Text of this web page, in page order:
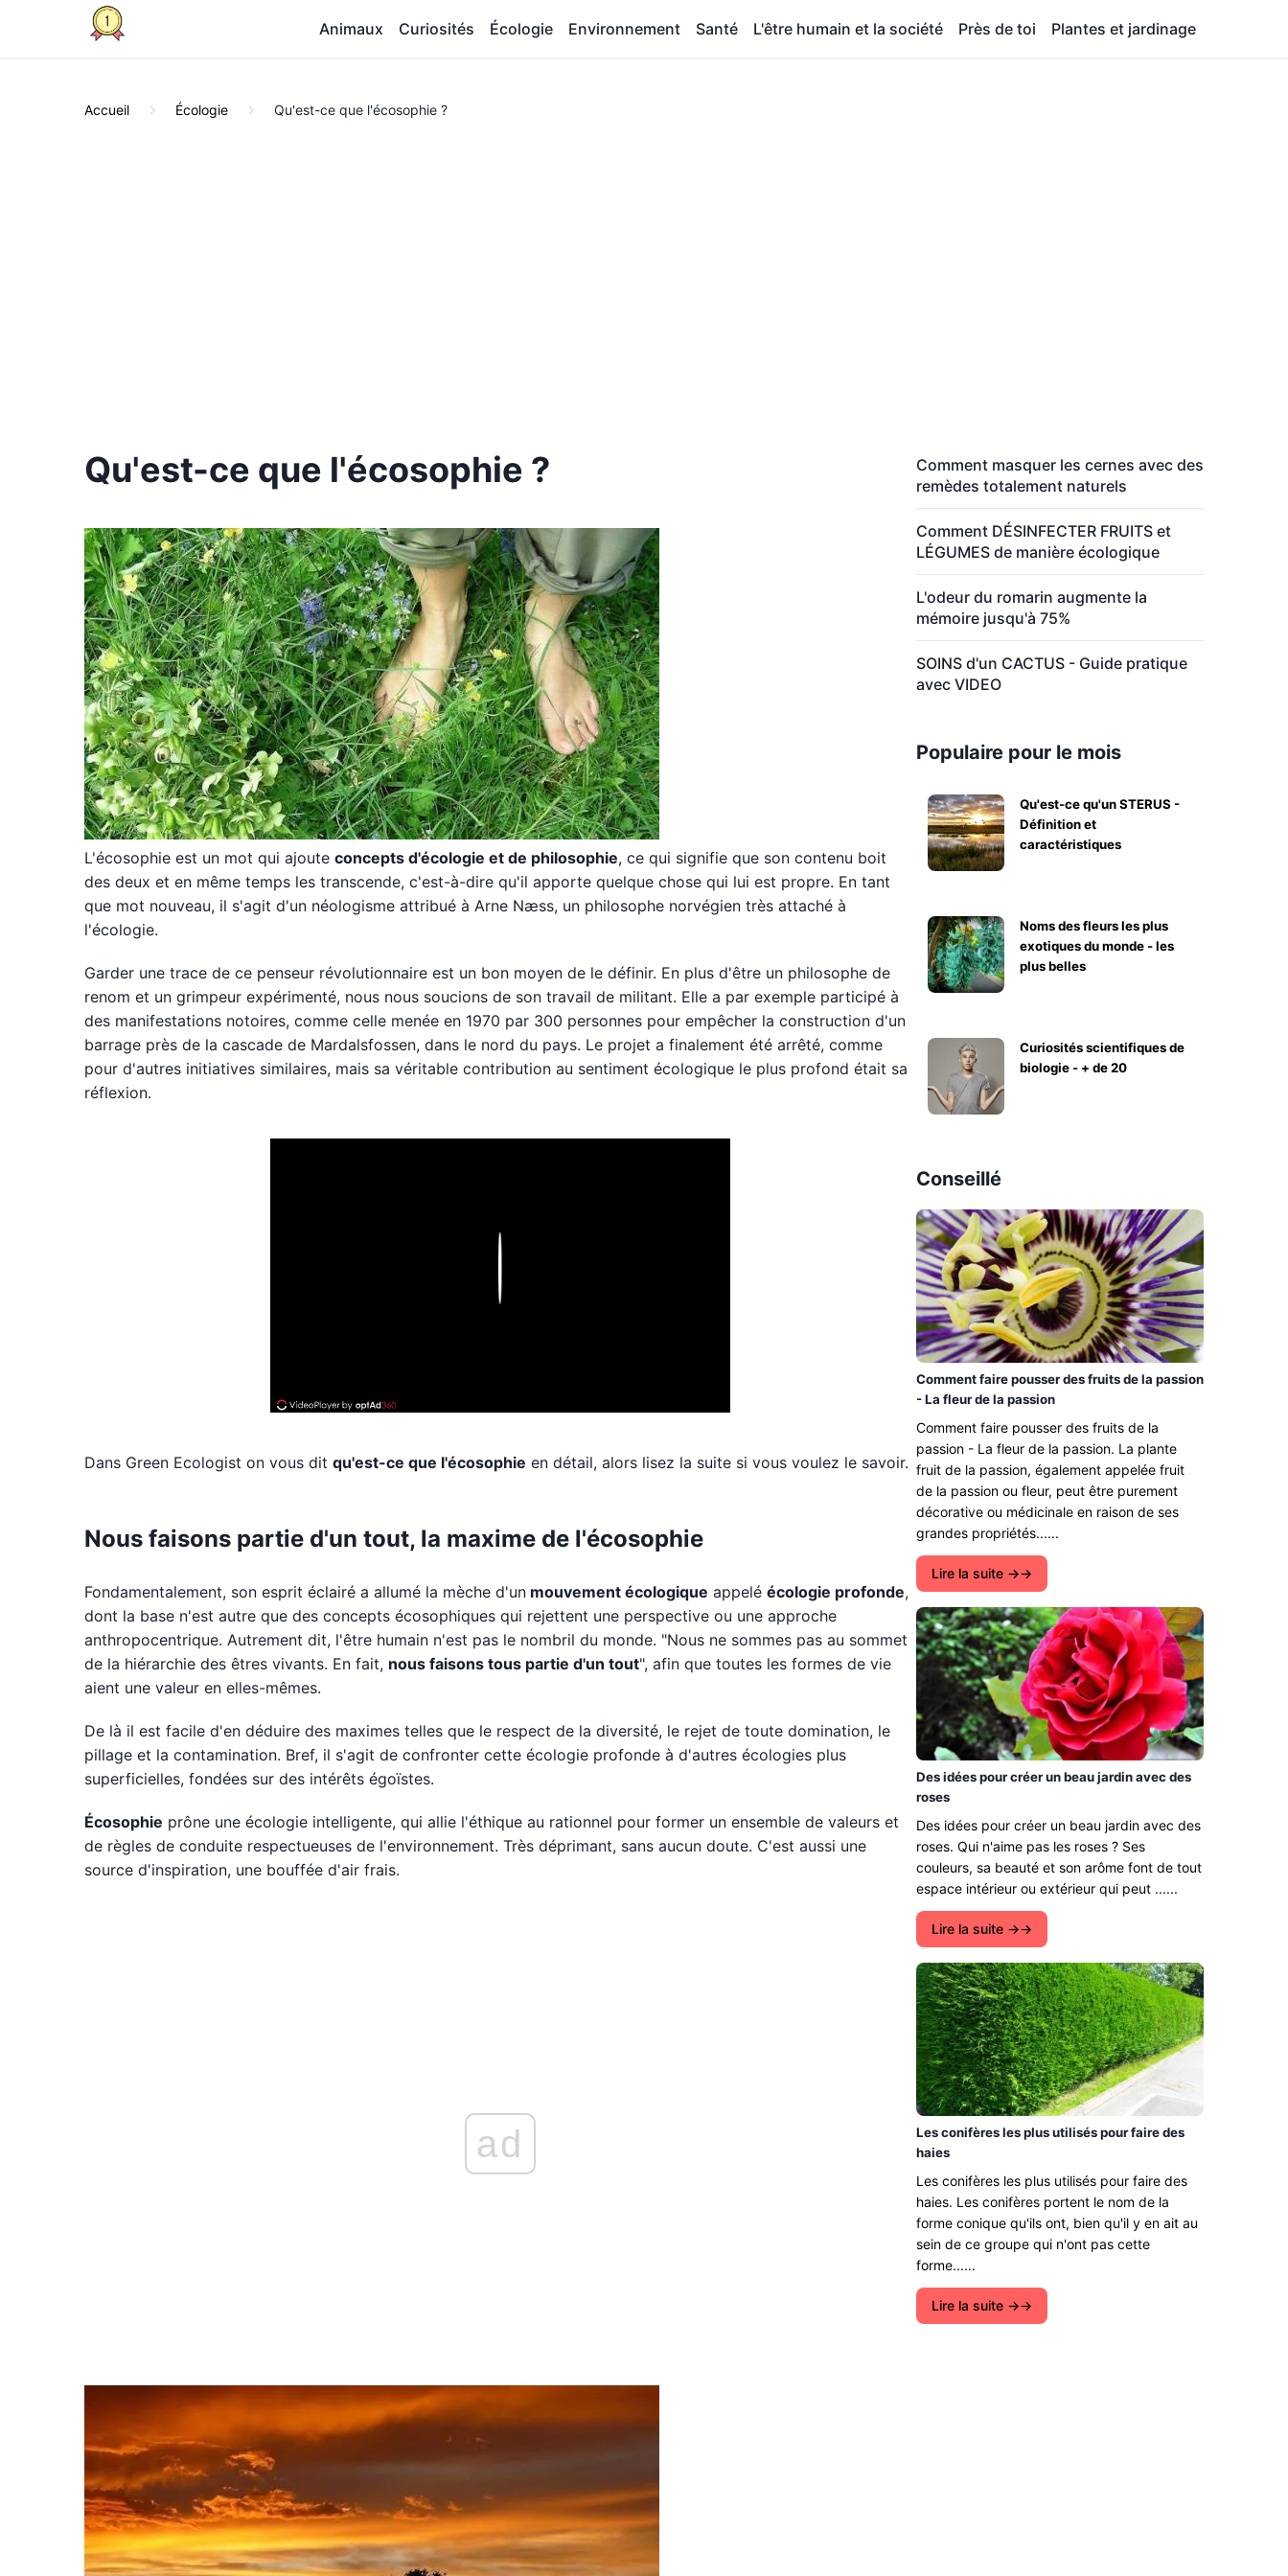
Animaux Curiosités Écologie Environnement Santé L'être humain et la société Près de toi Plantes et jardinage
Accueil Écologie Qu'est-ce que l'écosophie ?
Qu'est-ce que l'écosophie ?
L'écosophie est un mot qui ajoute concepts d'écologie et de philosophie, ce qui signifie que son contenu boit
des deux et en même temps les transcende, c'est-à-dire qu'il apporte quelque chose qui lui est propre. En tant
que mot nouveau, il s'agit d'un néologisme attribué à Arne Næss, un philosophe norvégien très attaché à
l'écologie.
Garder une trace de ce penseur révolutionnaire est un bon moyen de le définir. En plus d'être un philosophe de
renom et un grimpeur expérimenté, nous nous soucions de son travail de militant. Elle a par exemple participé à
des manifestations notoires, comme celle menée en 1970 par 300 personnes pour empêcher la construction d'un
barrage près de la cascade de Mardalsfossen, dans le nord du pays. Le projet a finalement été arrêté, comme
pour d'autres initiatives similaires, mais sa véritable contribution au sentiment écologique le plus profond était sa
réflexion.
Dans Green Ecologist on vous dit qu'est-ce que l'écosophie en détail, alors lisez la suite si vous voulez le savoir.
Nous faisons partie d'un tout, la maxime de l'écosophie
Fondamentalement, son esprit éclairé a allumé la mèche d'un mouvement écologique appelé écologie profonde,
dont la base n'est autre que des concepts écosophiques qui rejettent une perspective ou une approche
anthropocentrique. Autrement dit, l'être humain n'est pas le nombril du monde. "Nous ne sommes pas au sommet
de la hiérarchie des êtres vivants. En fait, nous faisons tous partie d'un tout", afin que toutes les formes de vie
aient une valeur en elles-mêmes.
De là il est facile d'en déduire des maximes telles que le respect de la diversité, le rejet de toute domination, le
pillage et la contamination. Bref, il s'agit de confronter cette écologie profonde à d'autres écologies plus
superficielles, fondées sur des intérêts égoïstes.
Écosophie prône une écologie intelligente, qui allie l'éthique au rationnel pour former un ensemble de valeurs et
de règles de conduite respectueuses de l'environnement. Très déprimant, sans aucun doute. C'est aussi une
source d'inspiration, une bouffée d'air frais.
ad
Comment masquer les cernes avec des
remèdes totalement naturels
Comment DÉSINFECTER FRUITS et
LÉGUMES de manière écologique
L'odeur du romarin augmente la
mémoire jusqu'à 75%
SOINS d'un CACTUS - Guide pratique
avec VIDEO
Populaire pour le mois
Qu'est-ce qu'un STERUS -
Définition et
caractéristiques
Noms des fleurs les plus
exotiques du monde - les
plus belles
Curiosités scientifiques de
biologie - + de 20
Conseillé
Comment faire pousser des fruits de la passion
- La fleur de la passion
Comment faire pousser des fruits de la
passion - La fleur de la passion. La plante
fruit de la passion, également appelée fruit
de la passion ou fleur, peut être purement
décorative ou médicinale en raison de ses
grandes propriétés......
Lire la suite →
Des idées pour créer un beau jardin avec des
roses
Des idées pour créer un beau jardin avec des
roses. Qui n'aime pas les roses ? Ses
couleurs, sa beauté et son arôme font de tout
espace intérieur ou extérieur qui peut ......
Lire la suite →
Les conifères les plus utilisés pour faire des
haies
Les conifères les plus utilisés pour faire des
haies. Les conifères portent le nom de la
forme conique qu'ils ont, bien qu'il y en ait au
sein de ce groupe qui n'ont pas cette
forme......
Lire la suite →